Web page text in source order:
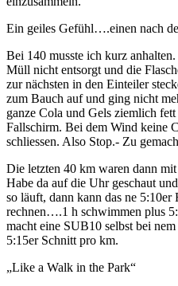
Ein geiles Gefühl….einen nach
Bei 140 musste ich kurz
Müll nicht entsorgt und die
zur nächsten in den Einteiler
zum Bauch auf und ging nicht
ganze Cola und Gels ziemlich
Fallschirm. Bei dem Wind keine
schliessen. Also Stop.- Zu
Die letzten 40 km waren dann
Habe da auf die Uhr geschaut
so läuft, dann kann das ne
rechnen….1 h schwimmen plus
macht eine SUB10 selbst bei
5:15er Schnitt pro km.
„Like a Walk in the Park“